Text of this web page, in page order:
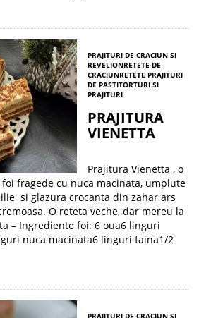
PRAJITURI DE CRACIUN SI
REVELIONRETETE DE
CRACIUNRETETE PRAJITURI
DE PASTITORTURI SI
PRAJITURI
PRAJITURA
VIENETTA
Prajitura Vienetta , o
fragede cu nuca macinata, umplute
si glazura crocanta din zahar ars
O reteta veche, dar mereu la
– Ingrediente foi: 6 oua6 linguri
nuca macinata6 linguri faina1/2
PRAJITURI DE CRACIUN SI